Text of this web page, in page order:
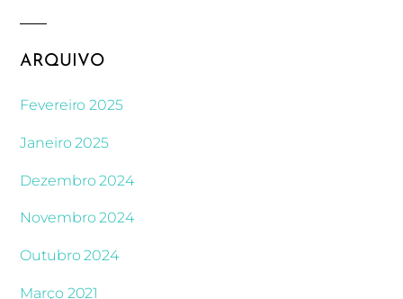
ARQUIVO
Fevereiro 2025
Janeiro 2025
Dezembro 2024
Novembro 2024
Outubro 2024
Março 2021